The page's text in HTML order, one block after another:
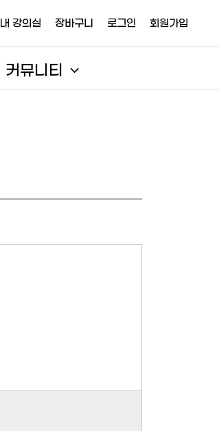
내 강의실 장바구니 로그인 회원가입
커뮤니티